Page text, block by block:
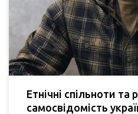
Етнічні спільноти та
самосвідомість